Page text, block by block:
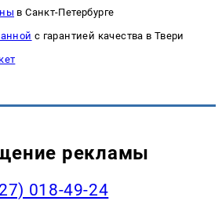
в Санкт-Петербурге
с гарантией качества в Твери
рекламы
018-49-24